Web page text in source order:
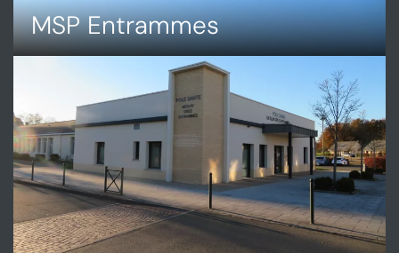
MSP Entrammes
DÉCOUVRIR
MSP
ENTRAMMES